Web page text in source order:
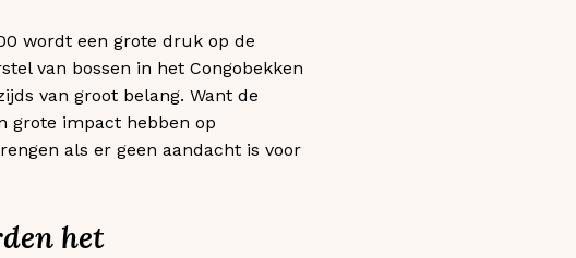
wordt een grote druk op de
van bossen in het Congobekken
van groot belang. Want de
grote impact hebben op
als er geen aandacht is voor
het